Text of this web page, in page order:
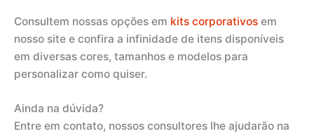
Consultem nossas opções em kits corporativos em
nosso site e confira a infinidade de itens disponíveis
em diversas cores, tamanhos e modelos para
personalizar como quiser.
Ainda na dúvida?
Entre em contato, nossos consultores lhe ajudarão na